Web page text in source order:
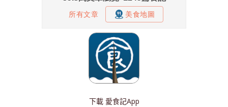
下載 愛食記App